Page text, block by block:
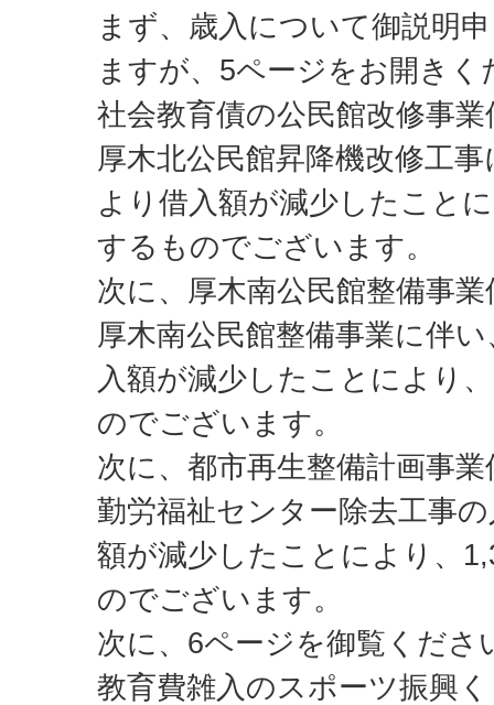
まず、歳入について御説明
ますが、5ページをお開き
社会教育債の公民館改修事
厚木北公民館昇降機改修工
より借入額が減少したこと
するものでございます。
次に、厚木南公民館整備事
厚木南公民館整備事業に伴
入額が減少したことにより
のでございます。
次に、都市再生整備計画事
勤労福祉センター除去工事
額が減少したことにより、
のでございます。
次に、6ページを御覧くださ
教育費雑入のスポーツ振興